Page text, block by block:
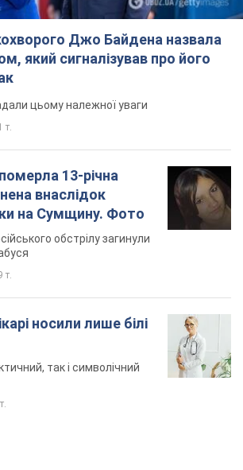
Джо Байдена назвала
який сигналізував про його
цьому належної уваги
т.
13-річна
внаслідок
на Сумщину. Фото
обстрілу загинули
т.
носили лише білі
так і символічний